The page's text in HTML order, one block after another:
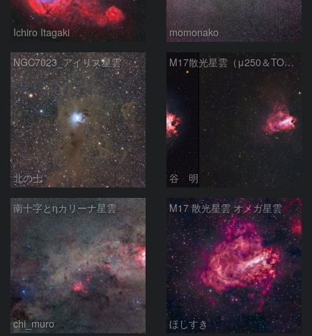
Ichiro Itagaki momonako
NGC7023_アイリス星雲
北の士
M17散光星雲（μ250＆TOA130）
谷 明
南十字とηカリーナ星雲
chi_muro
M17 散光星雲 オメガ星雲
ほしすき